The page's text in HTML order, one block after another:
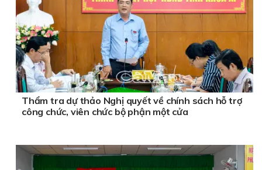
Thẩm tra dự thảo Nghị quyết về chính sách hỗ trợ
công chức, viên chức bộ phận một cửa